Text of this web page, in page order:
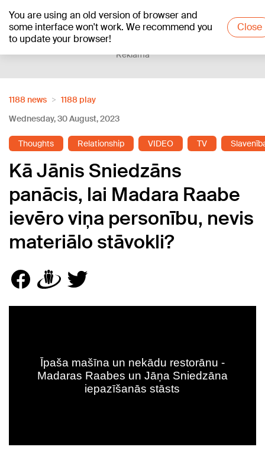
You are using an old version of browser and
some interface won't work. We recommend you
to update your browser!
Close
+15°C
Reklāma
1188 news
1188 play
Wednesday, 30 August, 2023
Thoughts Relationship VIDEO TV
Kā Jānis Sniedzāns
panācis, lai Madara Raabe
ievēro viņa personību, nevis
materiālo stāvokli?